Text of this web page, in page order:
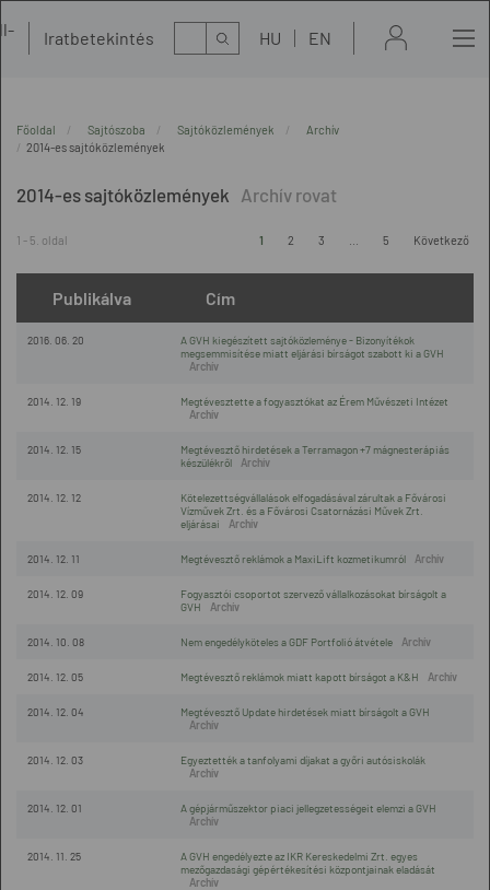
Iratbetekintés Kereső HU EN
Főoldal Sajtószoba Sajtóközlemények
Archív
2014-es sajtóközlemények
2014-es sajtóközlemények
1 - 5. oldal 1 2 3 5 Következő
Publikálva Cím
2016. 06. 20
A GVH kiegészített sajtóközleménye - Bizonyítékok
megsemmisítése miatt eljárási bírságot szabott ki a GVH
2014. 12. 19 Megtévesztette a fogyasztókat az Érem Művészeti Intézet
2014. 12. 15
Megtévesztő hirdetések a Terramagon +7 mágnesterápiás
készülékről
2014. 12. 12
Kötelezettségvállalások elfogadásával zárultak a Fővárosi
Vízművek Zrt. és a Fővárosi Csatornázási Művek Zrt.
eljárásai
2014. 12. 11 Megtévesztő reklámok a MaxiLift kozmetikumról
2014. 12. 09
Fogyasztói csoportot szervező vállalkozásokat bírságolt a
GVH
2014. 10. 08 Nem engedélyköteles a GDF Portfolió átvétele
2014. 12. 05 Megtévesztő reklámok miatt kapott bírságot a K&H
2014. 12. 04 Megtévesztő Update hirdetések miatt bírságolt a GVH
2014. 12. 03 Egyeztették a tanfolyami díjakat a győri autósiskolák
2014. 12. 01 A gépjárműszektor piaci jellegzetességeit elemzi a GVH
2014. 11. 25
A GVH engedélyezte az IKR Kereskedelmi Zrt. egyes
mezőgazdasági gépértékesítési központjainak eladását